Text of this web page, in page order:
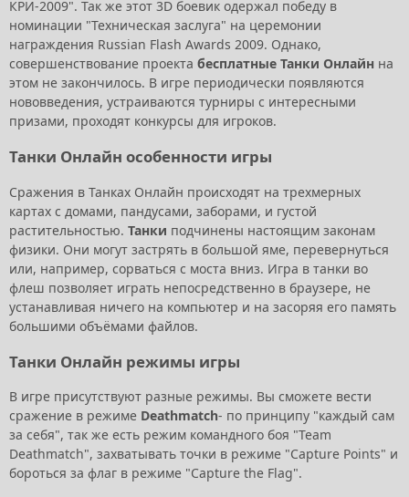
КРИ-2009". Так же этот 3D боевик одержал победу в
номинации "Техническая заслуга" на церемонии
награждения Russian Flash Awards 2009. Однако,
совершенствование проекта бесплатные Танки Онлайн на
этом не закончилось. В игре периодически появляются
нововведения, устраиваются турниры с интересными
призами, проходят конкурсы для игроков.
Танки Онлайн особенности игры
Сражения в Танках Онлайн происходят на трехмерных
картах с домами, пандусами, заборами, и густой
растительностью. Танки подчинены настоящим законам
физики. Они могут застрять в большой яме, перевернуться
или, например, сорваться с моста вниз. Игра в танки во
флеш позволяет играть непосредственно в браузере, не
устанавливая ничего на компьютер и на засоряя его память
большими объёмами файлов.
Танки Онлайн режимы игры
В игре присутствуют разные режимы. Вы сможете вести
сражение в режиме Deathmatch- по принципу "каждый сам
за себя", так же есть режим командного боя "Team
Deathmatch", захватывать точки в режиме "Capture Points" и
бороться за флаг в режиме "Capture the Flag".